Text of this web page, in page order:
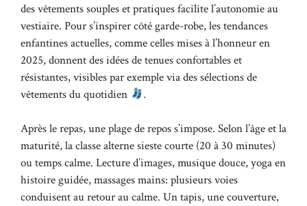
des vêtements souples et pratiques facilite l’autonomie au
vestiaire. Pour s’inspirer côté garde-robe, les tendances
enfantines actuelles, comme celles mises à l’honneur en
2025, donnent des idées de tenues confortables et
résistantes, visibles par exemple viades sélections de
vêtements du quotidien
.
Après le repas, une plage de repos s’impose. Selon l’âge et la
maturité, la classe alterne sieste courte (20 à 30 minutes)
ou temps calme. Lecture d’images, musique douce, yoga en
histoire guidée, massages mains: plusieurs voies
conduisent au retour au calme. Un tapis, une couverture,